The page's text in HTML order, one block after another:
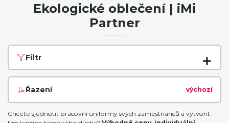
Ekologické oblečení | iMi
Partner
Filtr
Řazení výchozí
Chcete sjednotit pracovní uniformy svých zaměstnanců a vytvořit